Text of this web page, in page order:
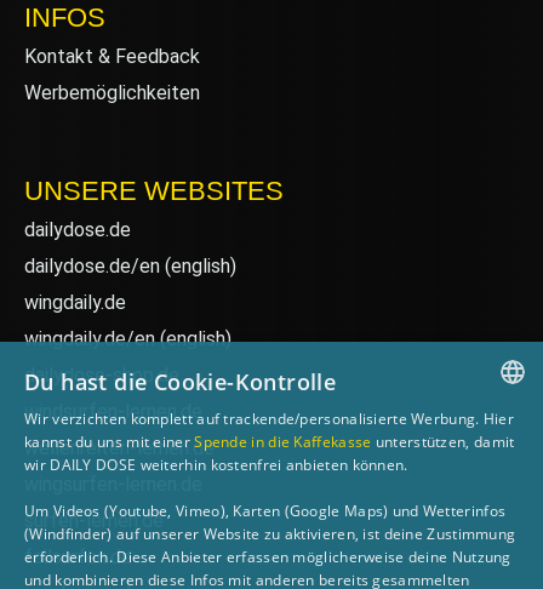
INFOS
Kontakt & Feedback
Werbemöglichkeiten
UNSERE WEBSITES
dailydose.de
dailydose.de/en (english)
wingdaily.de
wingdaily.de/en(english)
dailydose-shop.de
windsurfen-lernen.de
wellenreiten-lernen.de
surfen-lernen.de
foilsurfen.de
GERMAN
Du hast die Cookie-Kontrolle
Wir verzichten komplett auf trackende/personalisierte Werbung. Hier
kannst du uns mit einerSpende in die Kaffekasse unterstützen, damit
wir DAILY DOSE weiterhin kostenfrei anbieten können.
Um Videos (Youtube, Vimeo), Karten (Google Maps) und Wetterinfos
(Windfinder) auf unserer Website zu aktivieren, ist deine Zustimmung
erforderlich. Diese Anbieter erfassen möglicherweise deine Nutzung
und kombinieren diese Infos mit anderen bereits gesammelten